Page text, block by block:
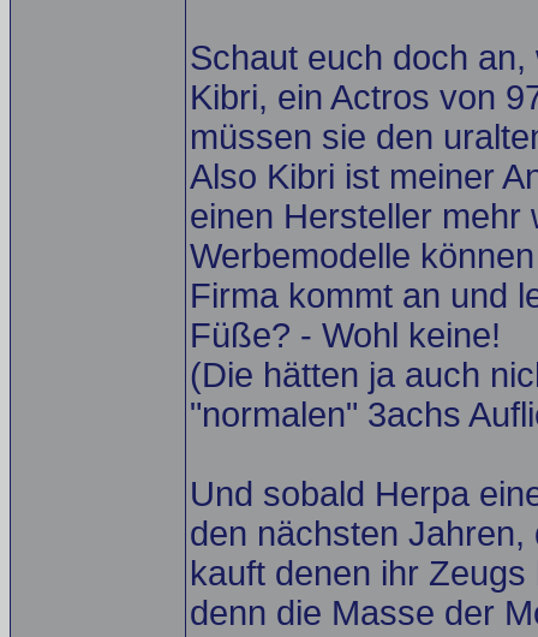
Schaut euch doch
Kibri, ein Actros von
müssen sie den
Also Kibri ist meiner
einen Hersteller mehr
Werbemodelle
Firma kommt an und
Füße? - Wohl keine!
(Die hätten ja auch
"normalen" 3achs
Und sobald Herpa
den nächsten
kauft denen ihr
denn die Masse der